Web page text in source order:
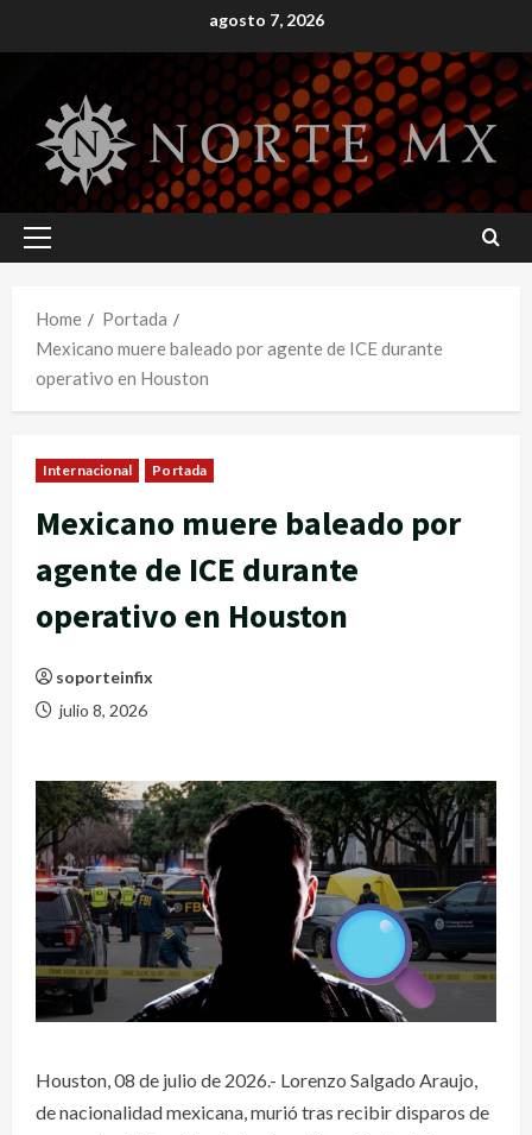
to
agosto 7, 2026
Primary
Home
Portada
Mexicano muere baleado por agente de ICE durante
operativo en Houston
Internacional Portada
Mexicano muere baleado por
agente de ICE durante
operativo en Houston
soporteinfix
julio 8, 2026
Houston, 08 de julio de 2026.- Lorenzo Salgado Araujo,
de nacionalidad mexicana, murió tras recibir disparos de